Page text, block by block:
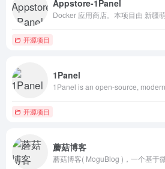
Appstore-1Panel
开源项目
1Panel
开源项目
蘑菇博客